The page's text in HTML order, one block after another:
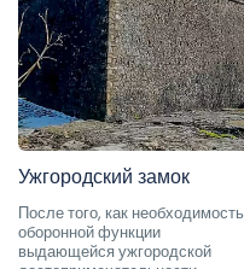
Ужгородский замок
После того, как необходимость
оборонной функции
выдающейся ужгородской